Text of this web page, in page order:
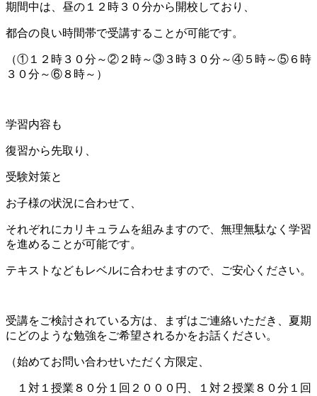
期間中は、昼の１２時３０分から開校しており、
都合の良い時間帯で受講することが可能です。
（①１２時３０分～②２時～③３時３０分～④５時～⑤６時
３０分～⑥８時～）
学習内容も
復習から先取り、
受験対策と
お子様の状況に合わせて、
それぞれにカリキュラムを組みますので、無理無駄なく学習
を進めることが可能です。
テキストなどもレベルに合わせますので、ご安心ください。
受講をご検討されている方は、まずはご連絡いただき、夏期
にどのような勉強をご希望されるかをお話ください。
（始めてお問い合わせいただく方限定、
１対１授業８０分１回２０００円、１対２授業８０分１回